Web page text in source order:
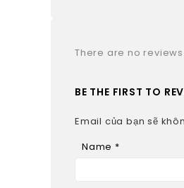
There are no
BE THE FIRST TO
Email của bạn sẽ
Name *